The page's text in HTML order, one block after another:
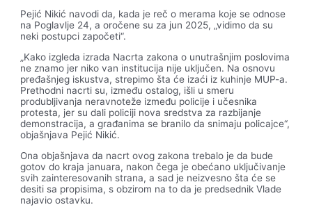
Pejić Nikić navodi da, kada je reč o merama koje se odnose
na Poglavlje 24, a oročene su za jun 2025, „vidimo da su
neki postupci započeti“.
„Kako izgleda izrada Nacrta zakona o unutrašnjim poslovima
ne znamo jer niko van institucija nije uključen. Na osnovu
pređašnjeg iskustva, strepimo šta će izaći iz kuhinje MUP-a.
Prethodni nacrti su, između ostalog, išli u smeru
produbljivanja neravnoteže između policije i učesnika
protesta, jer su dali policiji nova sredstva za razbijanje
demonstracija, a građanima se branilo da snimaju policajce“,
objašnjava Pejić Nikić.
Ona objašnjava da nacrt ovog zakona trebalo je da bude
gotov do kraja januara, nakon čega je obećano uključivanje
svih zainteresovanih strana, a sad je neizvesno šta će se
desiti sa propisima, s obzirom na to da je predsednik Vlade
najavio ostavku.